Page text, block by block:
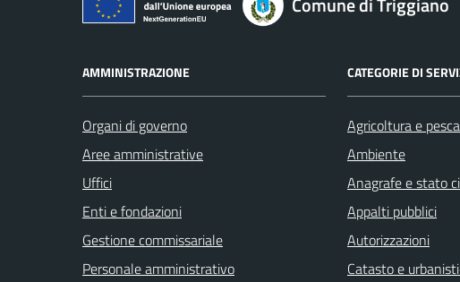
AMMINISTRAZIONE
Organi di governo
Aree amministrative
Uffici
Enti e fondazioni
Gestione commissariale
Personale amministrativo
CATEGORIE DI
Agricoltura e pesca
Ambiente
Anagrafe e stato
Appalti pubblici
Autorizzazioni
Catasto e